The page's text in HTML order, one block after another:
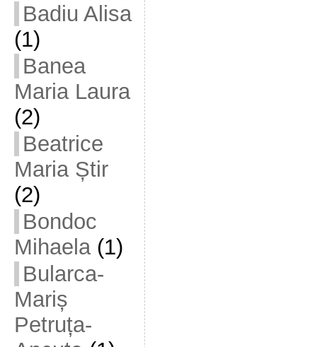
Badiu Alisa
(1)
Banea
Maria Laura
(2)
Beatrice
Maria Știr
(2)
Bondoc
Mihaela(1)
Bularca-
Mariș
Petruța-